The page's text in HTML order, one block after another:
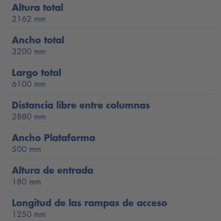
requisitos.
Capacidad de carga: 4000 kg
Altura de elevación de 1996 mm
los trabajos en neumáticos y ruedas
Distancia flexible entre los carriles guía, ajustable en
Rampas de acceso cortas con una longitud de sólo
1250 mm
Puede reequiparse con gatos de eje e iluminación LED
suelo bajo pedido
Altura total
2162 mm
Ancho total
3200 mm
Largo total
6100 mm
Distancia libre entre columnas
2880 mm
Ancho Plataforma
500 mm
Altura de entrada
180 mm
Longitud de las rampas de acceso
1250 mm